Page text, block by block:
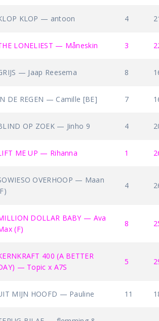
KLOP — antoon 4
LONELIEST — Måneskin 3
— Jaap Reesema 8
DE REGEN — Camille [BE] 7
OP ZOEK — Jinho 9 4
ME UP — Rihanna 1
OVERHOOP — Maan
4
DOLLAR BABY — Ava
(F)
8
400 (A BETTER
— Topic x A7S
5
MIJN HOOFD — Pauline 11